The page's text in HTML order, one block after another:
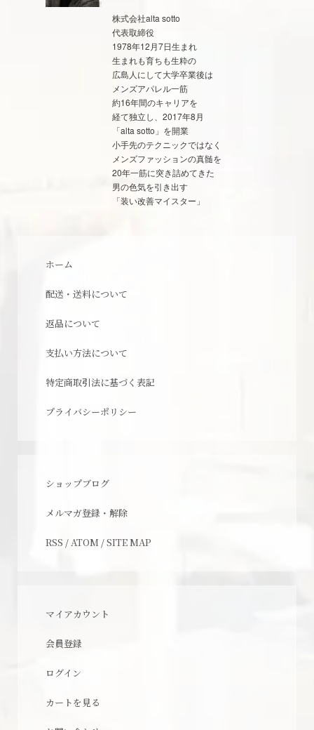
株式会社alta sotto
代表取締役
1978年12月7日生まれ
生まれも育ちも生粋の
広島人にして大学卒業後は
メンズアパレル一筋
約16年間のキャリアを
経て独立し、2017年8月
「alta sotto」を開業
小手先のテクニックではなく
メンズファッションの真髄を
20年一筋に突き詰めてきた
男の色気を引き出す
「装い改善マイスター」
ホーム
配送・送料について
返品について
支払い方法について
特定商取引法に基づく表記
プライバシーポリシー
ショップブログ
メルマガ登録・解除
RSS / ATOM /SITE MAP
マイアカウント
会員登録
ログイン
カートを見る